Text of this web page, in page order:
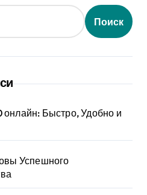
Поиск
Быстро, Удобно и
Успешного